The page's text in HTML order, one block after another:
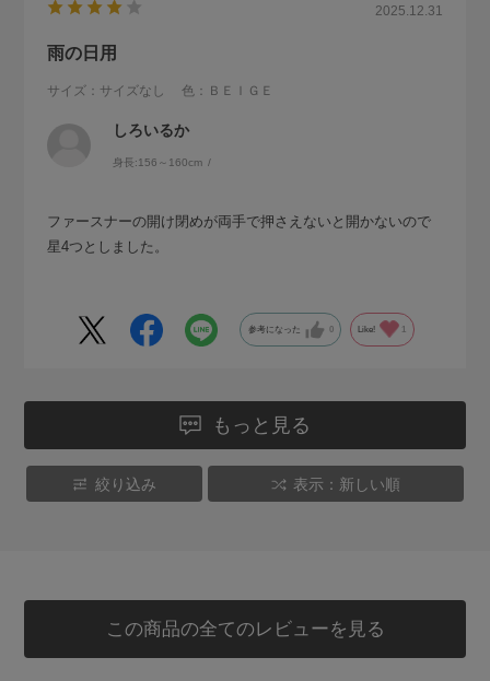
2025.12.31
雨の日用
サイズ：サイズなし 色：ＢＥＩＧＥ
しろいるか
身長:156～160cm
ファースナーの開け閉めが両手で押さえないと開かないので
星4つとしました。
参考になった 0 Like!
もっと見る
絞り込み 表示：新しい順
この商品の全てのレビューを見る